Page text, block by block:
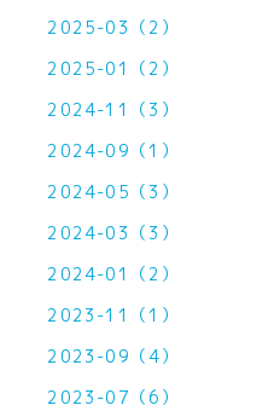
2025-03（2）
2025-01（2）
2024-11（3）
2024-09（1）
2024-05（3）
2024-03（3）
2024-01（2）
2023-11（1）
2023-09（4）
2023-07（6）